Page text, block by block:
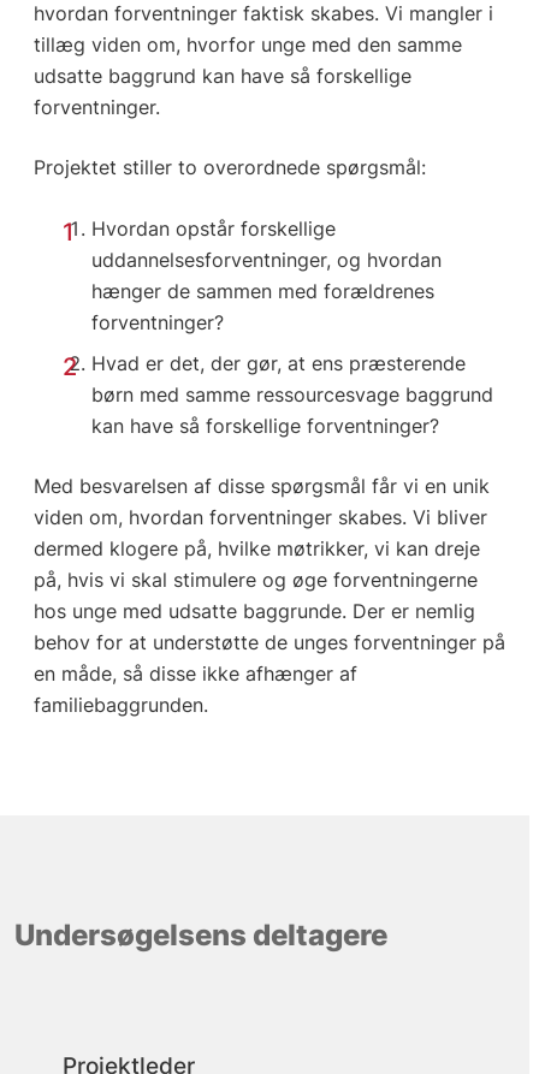
hvordan forventninger faktisk skabes. Vi mangler i
tillæg viden om, hvorfor unge med den samme
udsatte baggrund kan have så forskellige
forventninger.
Projektet stiller to overordnede spørgsmål:
Hvordan opstår forskellige
uddannelsesforventninger, og hvordan
hænger de sammen med forældrenes
forventninger?
Hvad er det, der gør, at ens præsterende
børn med samme ressourcesvage baggrund
kan have så forskellige forventninger?
Med besvarelsen af disse spørgsmål får vi en unik
viden om, hvordan forventninger skabes. Vi bliver
dermed klogere på, hvilke møtrikker, vi kan dreje
på, hvis vi skal stimulere og øge forventningerne
hos unge med udsatte baggrunde. Der er nemlig
behov for at understøtte de unges forventninger på
en måde, så disse ikke afhænger af
familiebaggrunden.
Undersøgelsens deltagere
Projektleder